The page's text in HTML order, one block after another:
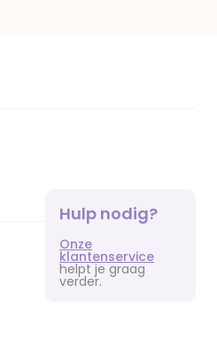
Hulp nodig?
Onze
klantenservice
helpt je graag
verder.